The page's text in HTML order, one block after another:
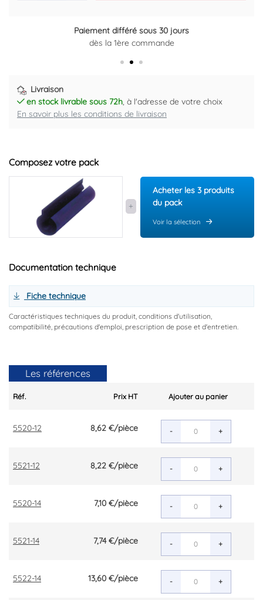
Paiement différé sous 30 jours
dès la 1ère commande
Livraison
en stock livrable sous 72h, à l'adresse de votre choix
En savoir plus les conditions de livraison
Composez votre pack
Acheter les 3 produits
du pack
Voir la sélection
Documentation technique
Fiche technique
Caractéristiques techniques du produit, conditions d'utilisation,
compatibilité, précautions d'emploi, prescription de pose et d'entretien.
Les références
Réf. Prix HT Ajouter au panier
5520-12 8,62 €/pièce - +
5521-12 8,22 €/pièce - +
5520-14 7,10 €/pièce - +
5521-14 7,74 €/pièce - +
5522-14 13,60 €/pièce - +